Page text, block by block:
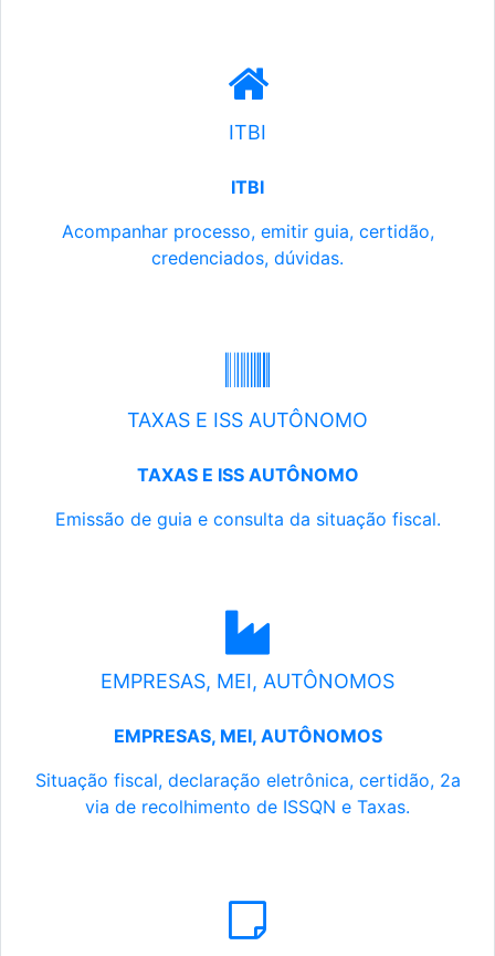
ITBI
ITBI
Acompanhar processo, emitir guia, certidão,
credenciados, dúvidas.
TAXAS E ISS AUTÔNOMO
TAXAS E ISS AUTÔNOMO
Emissão de guia e consulta da situação fiscal.
EMPRESAS, MEI, AUTÔNOMOS
EMPRESAS, MEI, AUTÔNOMOS
Situação fiscal, declaração eletrônica, certidão, 2a
via de recolhimento de ISSQN e Taxas.